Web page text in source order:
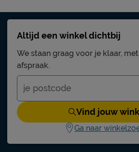
Altijd een winkel dichtbij
We staan graag voor je klaar,
afspraak.
Vind jouw
Ga naar